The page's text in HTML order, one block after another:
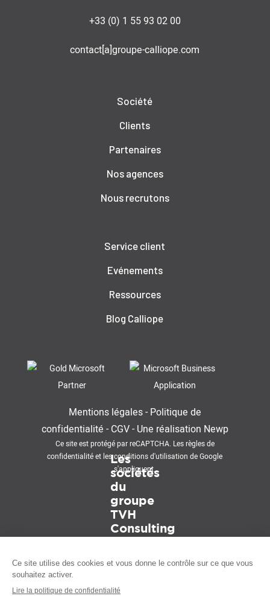
+33 (0) 1 55 93 02 00
contact[a]groupe-calliope.com
Société
Clients
Partenaires
Nos agences
Nous recrutons
Service client
Evénements
Ressources
Blog Calliope
Mentions légales- Politique de
confidentialité - CGV-Une réalisation Newp
Ce site est protégé par reCAPTCHA. Lesrègles de
confidentialitéet lesconditions d'utilisation de Google
s'appliquent.
Les
sociétés
du
groupe
TVH
Consulting